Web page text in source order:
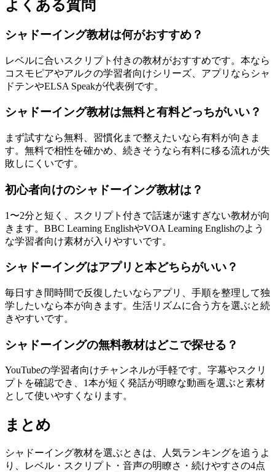
よくある質問
シャドーイング教材は何がおすすめ？
レベルに合いスクリプト付きの教材がおすすめです。本なら
コスモピアやアルクの学習者向けシリーズ、アプリならシャ
ドテンやELSA Speakが代表例です。
シャドーイング教材は無料と有料どっちがいい？
まず試すなら無料、習慣化まで整えたいなら有料が向きま
す。無料で相性を確かめ、続きそうなら有料に移る流れが失
敗しにくいです。
初心者向けのシャドーイング教材は？
1〜2分と短く、スクリプト付きで話速が速すぎない教材が向
きます。BBC Learning EnglishやVOA Learning Englishのよう
な学習者向け素材が入りやすいです。
シャドーイングはアプリと本どちらがいい？
毎日すき間時間で反復したいならアプリ、手順を整理して独
学したいなら本が向きます。生活リズムに合う方を選ぶと続
きやすいです。
シャドーイングの無料教材はどこで探せる？
YouTubeの学習者向けチャンネルが手軽です。字幕やスクリ
プトを確認でき、1本が短く発話が明瞭な動画を選ぶと素材
として使いやすくなります。
まとめ
シャドーイング教材を選ぶときは、人気ランキングを追うよ
り、レベル・スクリプト・音声の明瞭さ・続けやすさの4点